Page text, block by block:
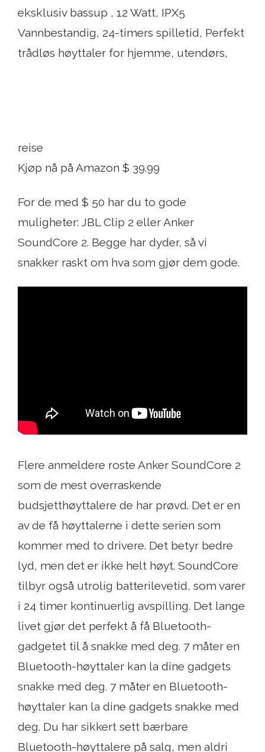
eksklusiv bassup , 12 Watt, IPX5
Vannbestandig, 24-timers spilletid, Perfekt
trådløs høyttaler for hjemme, utendørs,
reise
Kjøp nå på Amazon $ 39.99
For de med $ 50 har du to gode
muligheter: JBL Clip 2 eller Anker
SoundCore 2. Begge har dyder, så vi
snakker raskt om hva som gjør dem gode.
Flere anmeldere roste Anker SoundCore 2
som de mest overraskende
budsjetthøyttalere de har prøvd. Det er en
av de få høyttalerne i dette serien som
kommer med to drivere. Det betyr bedre
lyd, men det er ikke helt høyt. SoundCore
tilbyr også utrolig batterilevetid, som varer
i 24 timer kontinuerlig avspilling. Det lange
livet gjør det perfekt å få Bluetooth-
gadgetet til å snakke med deg. 7 måter en
Bluetooth-høyttaler kan la dine gadgets
snakke med deg. 7 måter en Bluetooth-
høyttaler kan la dine gadgets snakke med
deg. Du har sikkert sett bærbare
Bluetooth-høyttalere på salg, men aldri